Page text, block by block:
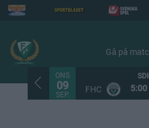
Gå på
ONS
09
SEP.
FHC 5:00